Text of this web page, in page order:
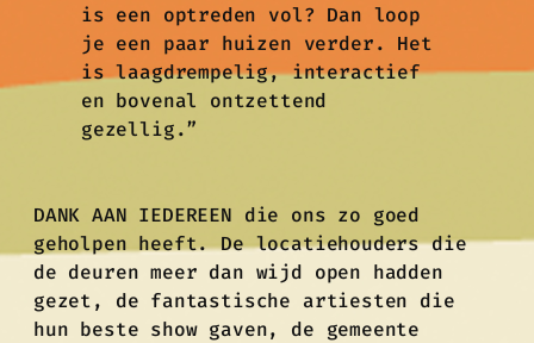
is een optreden vol? Dan loop
je een paar huizen verder. Het
is laagdrempelig, interactief
en bovenal ontzettend
gezellig.”
DANK AAN IEDEREEN die ons zo goed
geholpen heeft. De locatiehouders die
de deuren meer dan wijd open hadden
gezet, de fantastische artiesten die
hun beste show gaven, de gemeente